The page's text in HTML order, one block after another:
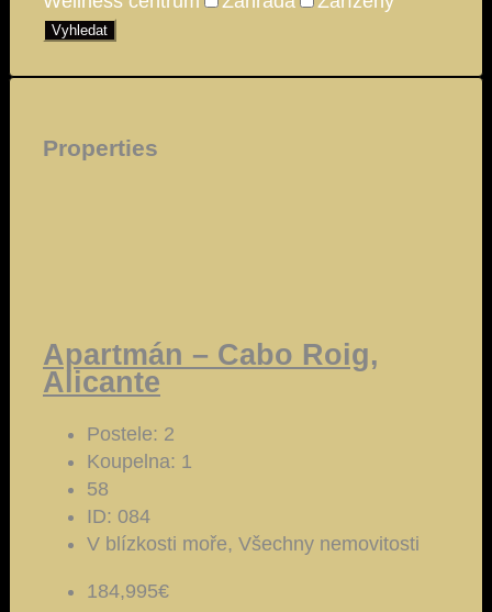
Vyhledat
Properties
Apartmán – Cabo Roig,
Alicante
Postele: 2
Koupelna: 1
58
ID: 084
V blízkosti moře, Všechny nemovitosti
184,995€